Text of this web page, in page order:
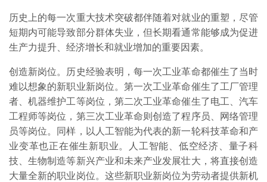
历史上的每一次重大技术突破都伴随着对就业的重塑，尽管
短期内可能导致部分群体失业，但长期看通常能够成为促进
生产力提升、经济增长和就业增加的重要因素。
创造新岗位。历史经验表明，每一次工业革命都催生了当时
难以想象的新职业新岗位。第一次工业革命催生了工厂管理
者、机器维护工等岗位，第二次工业革命催生了电工、汽车
工程师等岗位，第三次工业革命则创造了程序员、网络管理
员等岗位。同样，以人工智能为代表的新一轮科技革命和产
业变革也正在催生新职业。人工智能、低空经济、量子科
技、生物制造等新兴产业和未来产业发展壮大，将直接创造
大量全新的职业岗位。这些新职业新岗位为劳动者提供新机